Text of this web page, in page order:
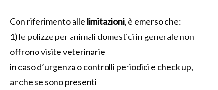
Con riferimento alle limitazioni, è emerso che:
1) le polizze per animali domestici in generale non
offrono visite veterinarie
in caso d’urgenza o controlli periodici e check up,
anche se sono presenti